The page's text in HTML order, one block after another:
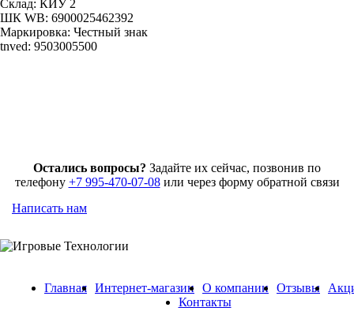
Склад: КИУ 2
ШК WB: 6900025462392
Маркировка: Честный знак
tnved: 9503005500
Остались вопросы? Задайте их сейчас, позвонив по
телефону +7 995-470-07-08или через форму обратной связи
Написать нам
Главная Интернет-магазин О компании Отзывы
Контакты